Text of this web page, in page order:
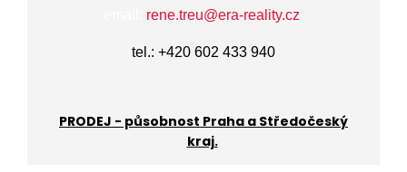
rene.treu@era-reality.cz
tel.: +420 602 433 940
PRODEJ - působnost Praha a Středočeský
kraj.